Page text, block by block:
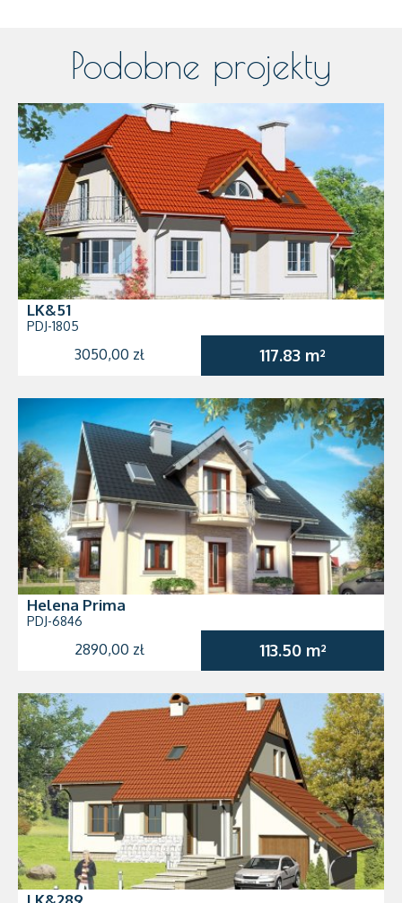
Podobne projekty
LK&51
PDJ-1805
3050,00 zł 117.83 m²
Helena Prima
PDJ-6846
2890,00 zł 113.50 m²